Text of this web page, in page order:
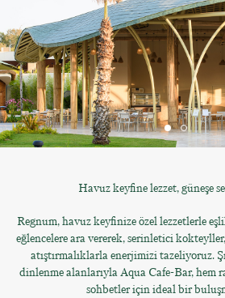
Havuz keyfine lezzet, güneşe
Regnum, havuz keyfinize özel lezzetlerle
eğlencelere ara vererek, serinletici
atıştırmalıklarla enerjimizi tazeliyoruz.
dinlenme alanlarıyla Aqua Cafe-Bar, hem
sohbetler için ideal bir